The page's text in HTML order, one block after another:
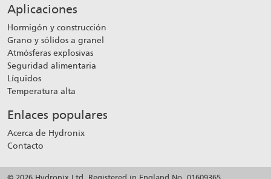
Aplicaciones
Hormigón y construcción
Grano y sólidos a granel
Atmósferas explosivas
Seguridad alimentaria
Líquidos
Temperatura alta
Enlaces populares
Acerca de Hydronix
Contacto